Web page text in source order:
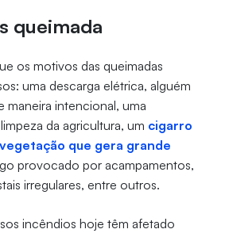
queimada
os motivos das queimadas
uma descarga elétrica, alguém
maneira intencional, uma
da agricultura, um cigarro
que gera grande
provocado por acampamentos,
irregulares, entre outros.
incêndios hoje têm afetado